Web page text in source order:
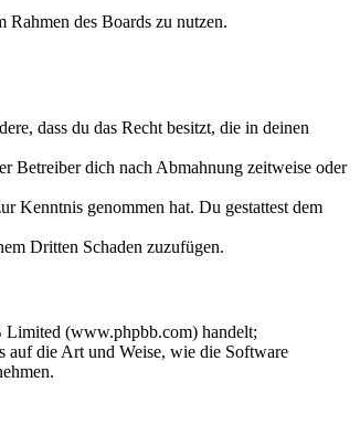
des Boards zu nutzen.
dass du das Recht besitzt, die in deinen
Betreiber dich nach Abmahnung zeitweise oder
Kenntnis genommen hat. Du gestattest dem
Dritten Schaden zuzufügen.
Limited (www.phpbb.com) handelt;
auf die Art und Weise, wie die Software